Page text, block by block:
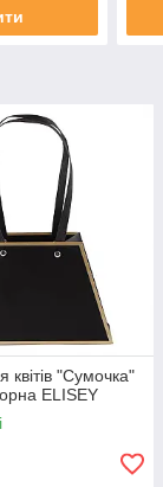
квітів "Сумочка"
ELISEY